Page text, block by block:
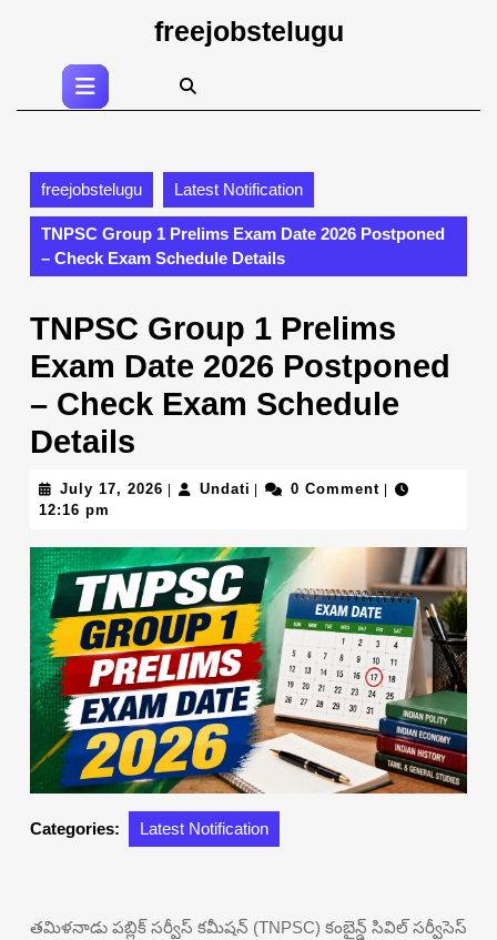
to
freejobstelugu
Open
Button
freejobstelugu Latest Notification
TNPSC Group 1 Prelims Exam Date 2026 Postponed
– Check Exam Schedule Details
TNPSC Group 1 Prelims
Exam Date 2026 Postponed
– Check Exam Schedule
Details
July 17, 2026 July Undati Undati0 Comment
12:16 pm
Categories: Latest Notification
తమిళనాడు పబ్లిక్ సర్వీస్ కమీషన్ (TNPSC) కంబైన్డ్ సివిల్ సర్వీసెస్